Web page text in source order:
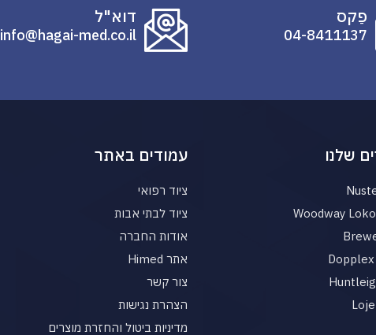
פַקס
04-8411137
דוא"ל
info@hagai-med.co.il
שלנו
Woodway
עמודים באתר
ציוד רפואי
ציוד לבתי אבות
אודות החברה
אתר Himed
צור קשר
הצהרת נגישות
מדיניות ביטול והחזרת מוצרים